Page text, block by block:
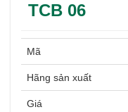
TCB 06
Mã
Hãng sản xuất
Giá